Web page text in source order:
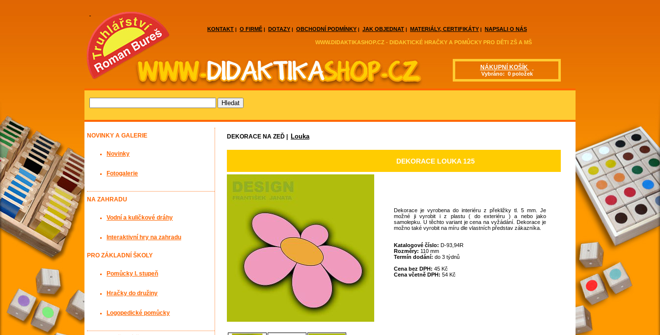
WWW.DIDAKTIKASHOP.CZ - DIDAKTICKÉ HRAČKY A POMŮCKY PRO DĚTI ZŠ A MŠ
KONTAKT | O FIRMĚ | DOTAZY | OBCHODNÍ PODMÍNKY | JAK OBJEDNAT | MATERIÁLY, CERTIFIKÁTY | NAPSALI O NÁS
NÁKUPNÍ KOŠÍK
Vybráno: 0 položek
DEKORACE NA ZEĎ | Louka
DEKORACE LOUKA 125
Dekorace je vyrobena do interiéru z překližky tl. 5 mm. Je
možné ji vyrobit i z plastu ( do exteriéru ) a nebo jako
samolepku. U těchto variant je cena na vyžádání. Dekorace je
možno také vyrobit na míru dle vlastních představ zákazníka.
Katalogové číslo: D-93,94R
Rozměry: 110 mm
Termín dodání: do 3 týdnů
Cena bez DPH: 45 Kč
Cena včetně DPH: 54 Kč
NOVINKY A GALERIE
Novinky
Fotogalerie
NA ZAHRADU
Vodní a kuličkové dráhy
Interaktivní hry na zahradu
PRO ZÁKLADNÍ ŠKOLY
Pomůcky I. stupeň
Hračky do družiny
Logopedické pomůcky